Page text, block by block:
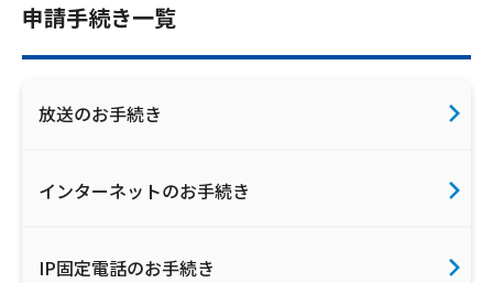
申請手続き一覧
放送のお手続き
インターネットのお手続き
IP固定電話のお手続き